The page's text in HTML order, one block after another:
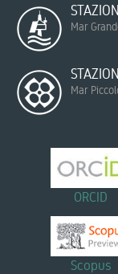
Mar
Mar
ORCID
Scopus